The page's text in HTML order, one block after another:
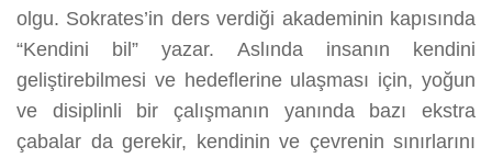
olgu. Sokrates’in ders verdiği akademinin kapısında
“Kendini bil” yazar. Aslında insanın kendini
geliştirebilmesi ve hedeflerine ulaşması için, yoğun
ve disiplinli bir çalışmanın yanında bazı ekstra
çabalar da gerekir, kendinin ve çevrenin sınırlarını